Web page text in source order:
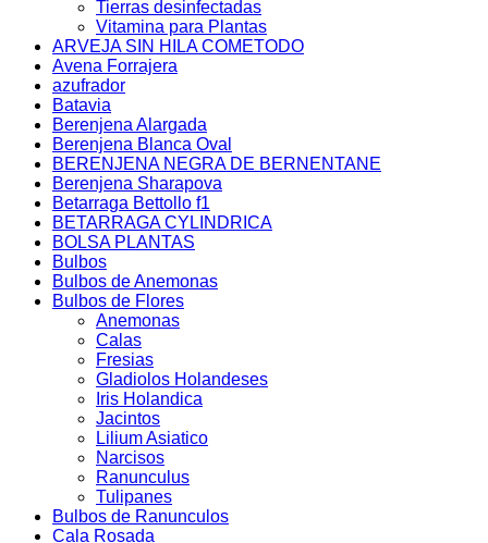
Tierras desinfectadas
Vitamina para Plantas
ARVEJA SIN HILA COMETODO
Avena Forrajera
azufrador
Batavia
Berenjena Alargada
Berenjena Blanca Oval
BERENJENA NEGRA DE BERNENTANE
Berenjena Sharapova
Betarraga Bettollo f1
BETARRAGA CYLINDRICA
BOLSA PLANTAS
Bulbos
Bulbos de Anemonas
Bulbos de Flores
Anemonas
Calas
Fresias
Gladiolos Holandeses
Iris Holandica
Jacintos
Lilium Asiatico
Narcisos
Ranunculus
Tulipanes
Bulbos de Ranunculos
Cala Rosada